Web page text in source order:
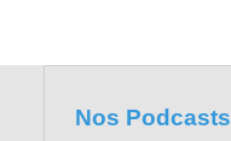
Nos Podcasts